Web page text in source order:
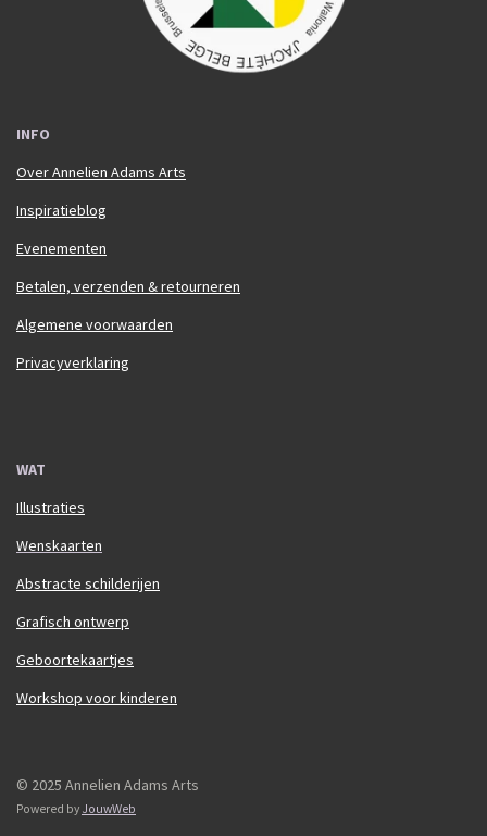
INFO
Over Annelien Adams Arts
Inspiratieblog
Evenementen
Betalen, verzenden & retourneren
Algemene voorwaarden
Privacyverklaring
WAT
Illustraties
Wenskaarten
Abstracte schilderijen
Grafisch ontwerp
Geboortekaartjes
Workshop voor kinderen
© 2025 Annelien Adams Arts
Powered by JouwWeb